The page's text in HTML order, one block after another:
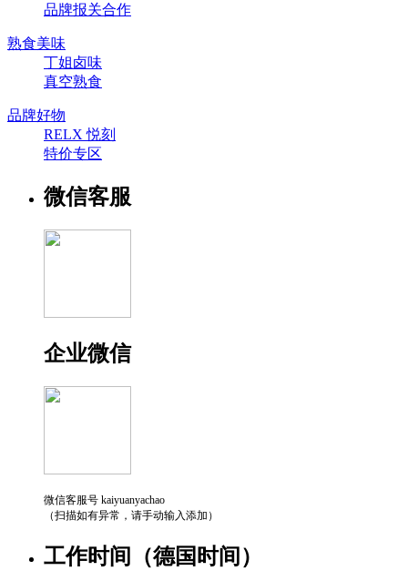
品牌报关合作
熟食美味
丁姐卤味
真空熟食
品牌好物
RELX 悦刻
特价专区
微信客服
企业微信
微信客服号 kaiyuanyachao
（扫描如有异常，请手动输入添加）
工作时间（德国时间）